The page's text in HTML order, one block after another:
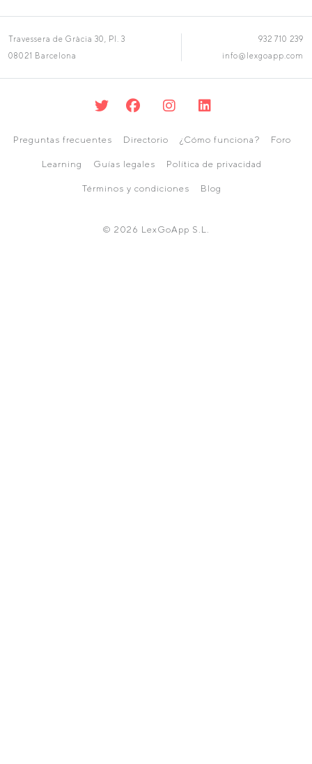
Travessera de Gràcia 30, Pl. 3
08021 Barcelona
932 710 239
info@lexgoapp.com
Preguntas frecuentes Directorio ¿Cómo funciona? Foro
Learning Guías legales Política de privacidad
Términos y condiciones Blog
© 2026 LexGoApp S.L.